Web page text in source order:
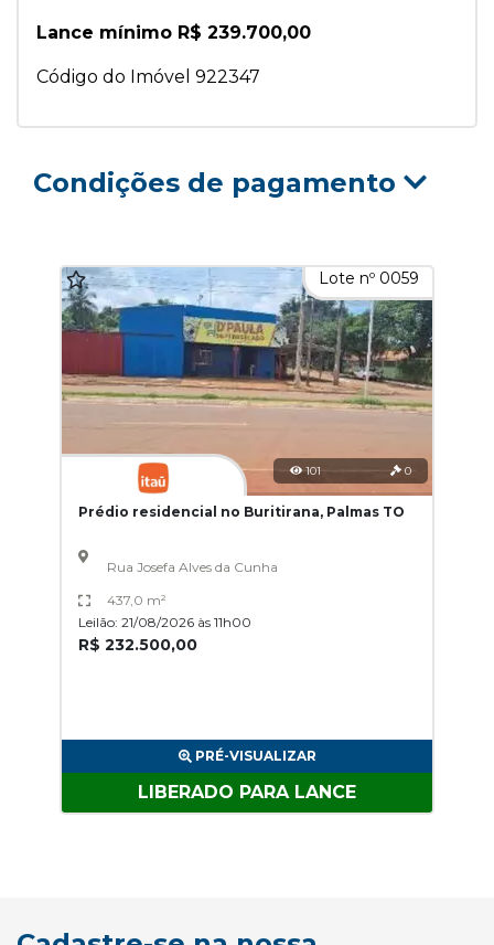
Lance mínimo R$ 239.700,00
Código do Imóvel 922347
Condições de pagamento
Lote nº 0059
101 0
Prédio residencial no Buritirana, Palmas TO
Rua Josefa Alves da Cunha
437,0 m²
Leilão: 21/08/2026 às 11h00
R$ 232.500,00
PRÉ-VISUALIZAR
LIBERADO PARA LANCE